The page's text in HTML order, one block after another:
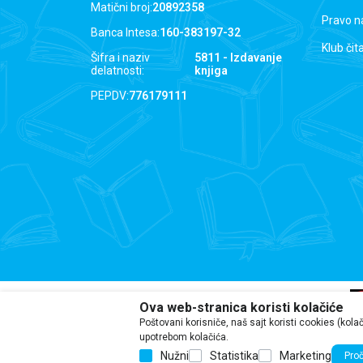
Matični broj:20892358
Banca Intesa:160-383197-32
Šifra i naziv
delatnosti:
5811 - Izdavanje
knjiga
PEPDV:776179111
Pravo
Klub
Iako se trudimo da budemo tačni,
Ova web-stranica koristi kolačiće
Poštovani korisniče, naš sajt koristi cookies
upotrebom kolačića.
Nužni Statistika Marketing